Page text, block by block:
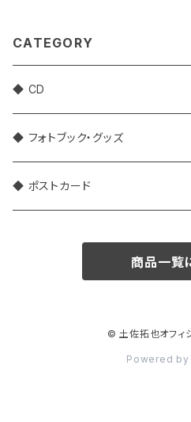
CATEGORY
◆ CD
◆ フォトブック・グッズ
◆ ポストカード
商品一覧
© 土佐拓也オフィ
Powered by